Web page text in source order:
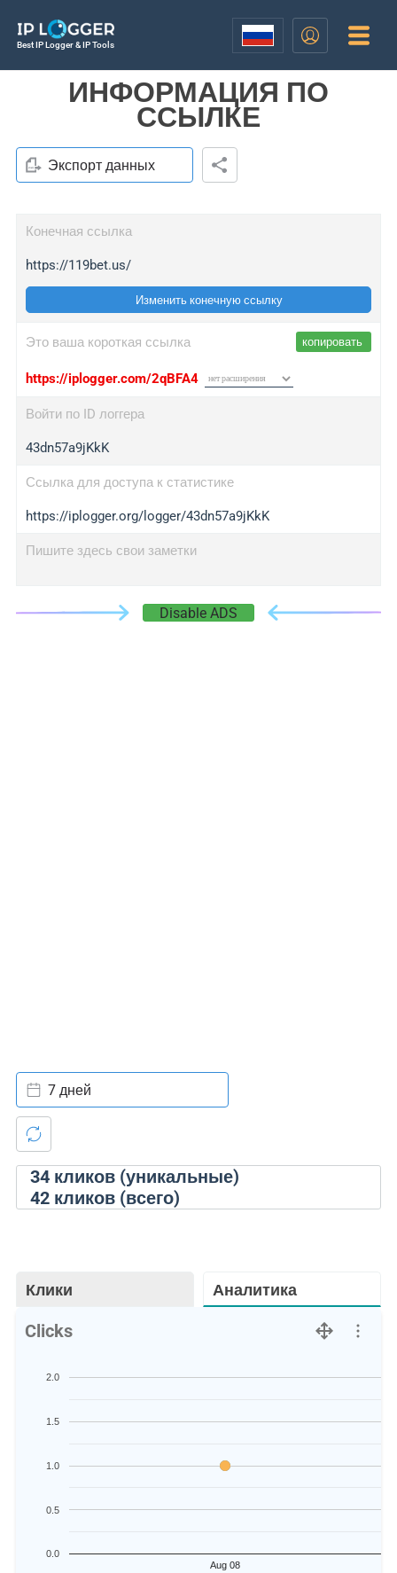
Best IP Logger & IP Tools
ИНФОРМАЦИЯ ПО
ССЫЛКЕ
Экспорт данных
Конечная ссылка
https://119bet.us/
Изменить конечную ссылку
Это ваша короткая ссылка копировать
https://iplogger.com/2qBFA4
Войти по ID логгера
43dn57a9jKkK
Ссылка для доступа к статистике
https://iplogger.org/logger/43dn57a9jKkK
Пишите здесь свои заметки
Disable ADS
34кликов (уникальные)
42кликов (всего)
7 дней
Клики Аналитика
Clicks
Aug 08
0.0
0.5
1.0
1.5
2.0